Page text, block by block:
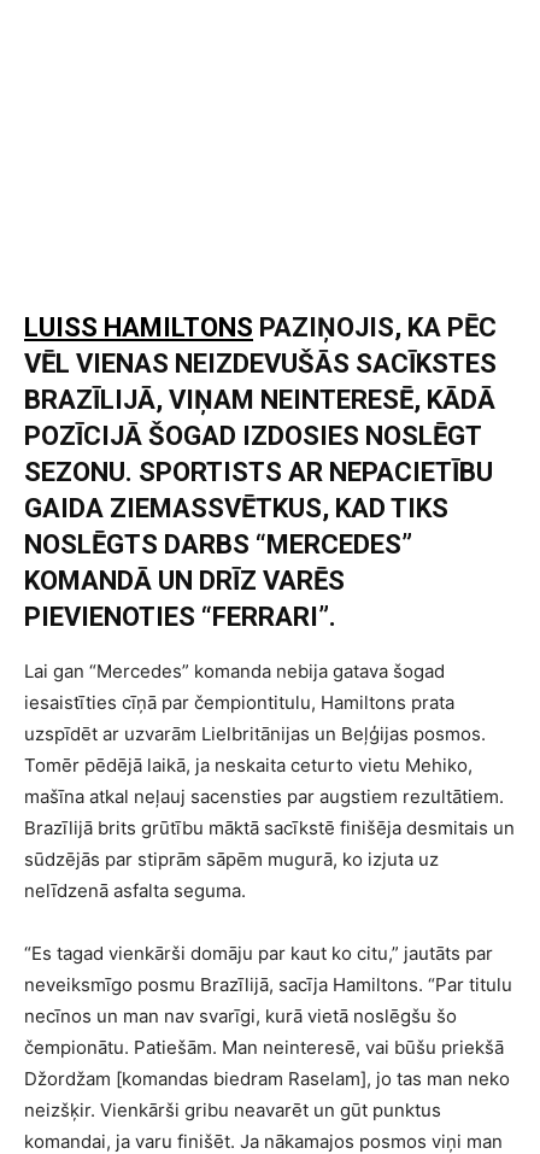
LUISS HAMILTONS PAZIŅOJIS, KA PĒC
VĒL VIENAS NEIZDEVUŠĀS SACĪKSTES
BRAZĪLIJĀ, VIŅAM NEINTERESĒ, KĀDĀ
POZĪCIJĀ ŠOGAD IZDOSIES NOSLĒGT
SEZONU. SPORTISTS AR NEPACIETĪBU
GAIDA ZIEMASSVĒTKUS, KAD TIKS
NOSLĒGTS DARBS “MERCEDES”
KOMANDĀ UN DRĪZ VARĒS
PIEVIENOTIES “FERRARI”.
Lai gan “Mercedes” komanda nebija gatava šogad
iesaistīties cīņā par čempiontitulu, Hamiltons prata
uzspīdēt ar uzvarām Lielbritānijas un Beļģijas posmos.
Tomēr pēdējā laikā, ja neskaita ceturto vietu Mehiko,
mašīna atkal neļauj sacensties par augstiem rezultātiem.
Brazīlijā brits grūtību māktā sacīkstē finišēja desmitais un
sūdzējās par stiprām sāpēm mugurā, ko izjuta uz
nelīdzenā asfalta seguma.
“Es tagad vienkārši domāju par kaut ko citu,” jautāts par
neveiksmīgo posmu Brazīlijā, sacīja Hamiltons. “Par titulu
necīnos un man nav svarīgi, kurā vietā noslēgšu šo
čempionātu. Patiešām. Man neinteresē, vai būšu priekšā
Džordžam [komandas biedram Raselam], jo tas man neko
neizšķir. Vienkārši gribu neavarēt un gūt punktus
komandai, ja varu finišēt. Ja nākamajos posmos viņi man